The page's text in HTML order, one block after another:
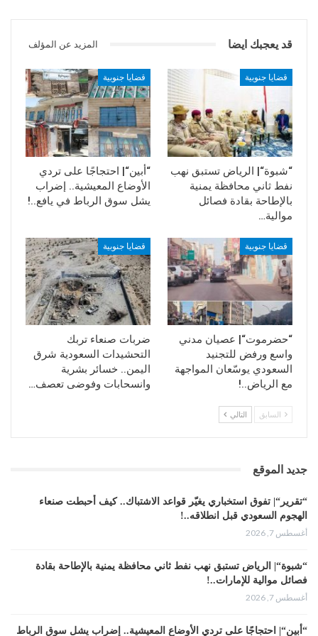
قد يعجبك ايضا المزيد عن المؤلف
قضايا جنوبية
“شبوة“| الرياض تستبق نهب
نفط ثاني محافظة يمنية
بالإطاحة بقادة فصائل
موالية…
قضايا جنوبية
“أبين“| احتجاجًا على تردي
الأوضاع المعيشية.. إضراب
يشل سوق الرباط في يافع..!
قضايا جنوبية
“حضرموت“| عصيان مدني
واسع ورفض للتجنيد
السعودي يوسّعان المواجهة
مع الرياض..!
قضايا جنوبية
ضربات صنعاء تربك
التحشيدات السعودية شرق
اليمن.. خسائر بشرية
وانسحابات وفوضى تعصف…
السابق التالي
جديد الموقع
“تقرير“| تفوق استخباري يغيّر قواعد الاشتباك.. كيف أحبطت صنعاء
الهجوم السعودي قبل انطلاقه..!
أغسطس 7, 2026
“شبوة“| الرياض تستبق نهب نفط ثاني محافظة يمنية بالإطاحة بقادة
فصائل موالية للإمارات..!
أغسطس 7, 2026
“أبين“| احتجاجًا على تردي الأوضاع المعيشية.. إضراب يشل سوق الرباط